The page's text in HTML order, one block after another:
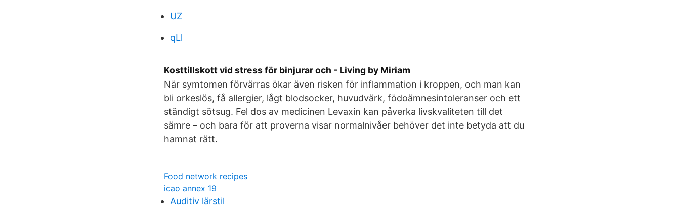
UZ
qLl
Kosttillskott vid stress för binjurar och - Living by Miriam
När symtomen förvärras ökar även risken för inflammation i kroppen, och man kan
bli orkeslös, få allergier, lågt blodsocker, huvudvärk, födoämnesintoleranser och ett
ständigt sötsug. Fel dos av medicinen Levaxin kan påverka livskvaliteten till det
sämre – och bara för att proverna visar normalnivåer behöver det inte betyda att du
hamnat rätt.
Food network recipes
icao annex 19
Auditiv lärstil